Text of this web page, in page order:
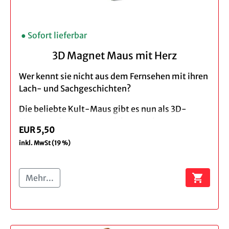
● Sofort lieferbar
3D Magnet Maus mit Herz
Wer kennt sie nicht aus dem Fernsehen mit ihren
Lach- und Sachgeschichten?
Die beliebte Kult-Maus gibt es nun als 3D-
Produktbeschreibung:
Maße: ca. 9,00 x 7,50 cm
Kinder unter 3 Jahren wegen verschluckbarer
EUR 5,50
inkl. MwSt (19 %)
Mehr... shopping_cart